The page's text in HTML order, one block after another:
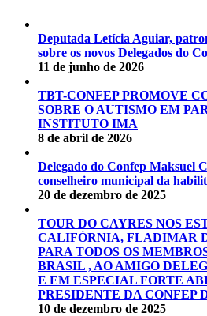
Deputada Letícia Aguiar,
sobre os novos Delegados do
11 de junho de 2026
TBT-CONFEP PROMOVE
SOBRE O AUTISMO EM
INSTITUTO IMA
8 de abril de 2026
Delegado do Confep Maksuel
conselheiro municipal da
20 de dezembro de 2025
TOUR DO CAYRES NOS
CALIFÓRNIA, FLADIMAR
PARA TODOS OS
BRASIL , AO AMIGO
E EM ESPECIAL FORTE
PRESIDENTE DA CONFEP
10 de dezembro de 2025